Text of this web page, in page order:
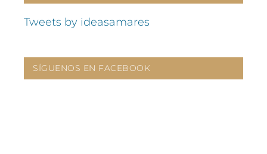
Tweets by ideasamares
SÍGUENOS EN FACEBOOK